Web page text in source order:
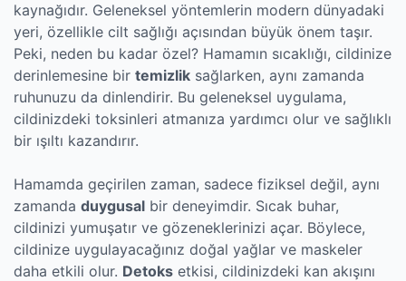
kaynağıdır. Geleneksel yöntemlerin modern dünyadaki
yeri, özellikle cilt sağlığı açısından büyük önem taşır.
Peki, neden bu kadar özel? Hamamın sıcaklığı, cildinize
derinlemesine bir temizlik sağlarken, aynı zamanda
ruhunuzu da dinlendirir. Bu geleneksel uygulama,
cildinizdeki toksinleri atmanıza yardımcı olur ve sağlıklı
bir ışıltı kazandırır.
Hamamda geçirilen zaman, sadece fiziksel değil, aynı
zamanda duygusal bir deneyimdir. Sıcak buhar,
cildinizi yumuşatır ve gözeneklerinizi açar. Böylece,
cildinize uygulayacağınız doğal yağlar ve maskeler
daha etkili olur. Detoks etkisi, cildinizdeki kan akışını